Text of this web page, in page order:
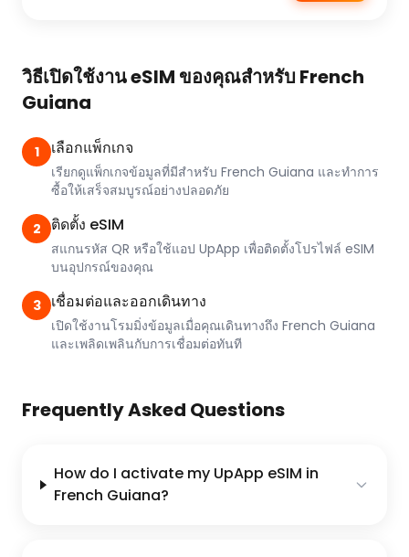
วิธีเปิดใช้งาน eSIM ของคุณสำหรับ French
Guiana
1 เลือกแพ็กเกจ
เรียกดูแพ็กเกจข้อมูลที่มีสำหรับ French Guiana และทำการ
ซื้อให้เสร็จสมบูรณ์อย่างปลอดภัย
2 ติดตั้ง eSIM
สแกนรหัส QR หรือใช้แอป UpApp เพื่อติดตั้งโปรไฟล์ eSIM
บนอุปกรณ์ของคุณ
3 เชื่อมต่อและออกเดินทาง
เปิดใช้งานโรมมิ่งข้อมูลเมื่อคุณเดินทางถึง French Guiana
และเพลิดเพลินกับการเชื่อมต่อทันที
Frequently Asked Questions
How do I activate my UpApp eSIM in
French Guiana?